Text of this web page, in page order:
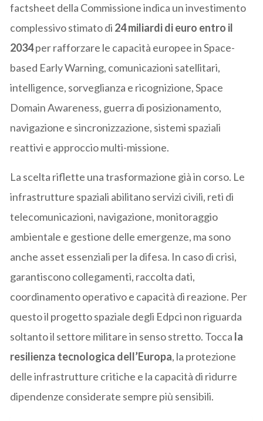
factsheet della Commissione indica un investimento
complessivo stimato di 24 miliardi di euro entro il
2034per rafforzare le capacità europee in Space-
based Early Warning, comunicazioni satellitari,
intelligence, sorveglianza e ricognizione, Space
Domain Awareness, guerra di posizionamento,
navigazione e sincronizzazione, sistemi spaziali
reattivi e approccio multi-missione.
La scelta riflette una trasformazione già in corso. Le
infrastrutture spaziali abilitano servizi civili, reti di
telecomunicazioni, navigazione, monitoraggio
ambientale e gestione delle emergenze, ma sono
anche asset essenziali per la difesa. In caso di crisi,
garantiscono collegamenti, raccolta dati,
coordinamento operativo e capacità di reazione. Per
questo il progetto spaziale degli Edpci non riguarda
soltanto il settore militare in senso stretto. Tocca la
resilienza tecnologica dell’Europa, la protezione
delle infrastrutture critiche e la capacità di ridurre
dipendenze considerate sempre più sensibili.